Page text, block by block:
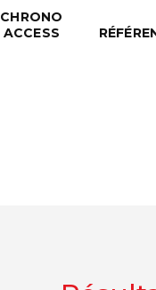
CHRONO
ACCESS